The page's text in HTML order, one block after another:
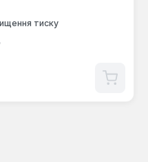
тиску